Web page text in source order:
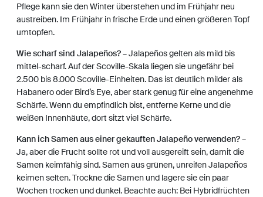
Pflege kann sie den Winter überstehen und im Frühjahr neu
austreiben. Im Frühjahr in frische Erde und einen größeren Topf
umtopfen.
Wie scharf sind Jalapeños?– Jalapeños gelten als mild bis
mittel-scharf. Auf der Scoville-Skala liegen sie ungefähr bei
2.500 bis 8.000 Scoville-Einheiten. Das ist deutlich milder als
Habanero oder Bird’s Eye, aber stark genug für eine angenehme
Schärfe. Wenn du empfindlich bist, entferne Kerne und die
weißen Innenhäute, dort sitzt viel Schärfe.
Kann ich Samen aus einer gekauften Jalapeño verwenden?–
Ja, aber die Frucht sollte rot und voll ausgereift sein, damit die
Samen keimfähig sind. Samen aus grünen, unreifen Jalapeños
keimen selten. Trockne die Samen und lagere sie ein paar
Wochen trocken und dunkel. Beachte auch: Bei Hybridfrüchten